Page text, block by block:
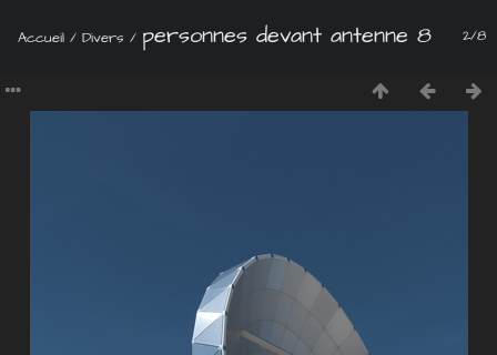
2/8
Accueil / Divers / personnes devant antenne 8